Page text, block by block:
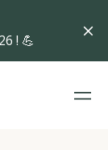
! 💪